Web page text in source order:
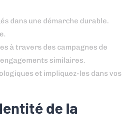
dans une démarche durable.
à travers des campagnes de
similaires.
et impliquez-les dans vos
de la